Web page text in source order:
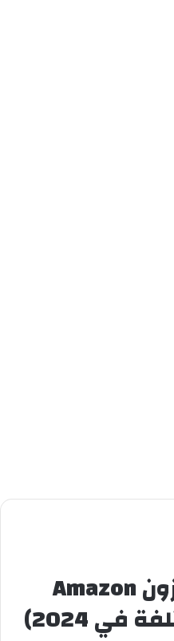
دليل الربح من أمازون Amazon